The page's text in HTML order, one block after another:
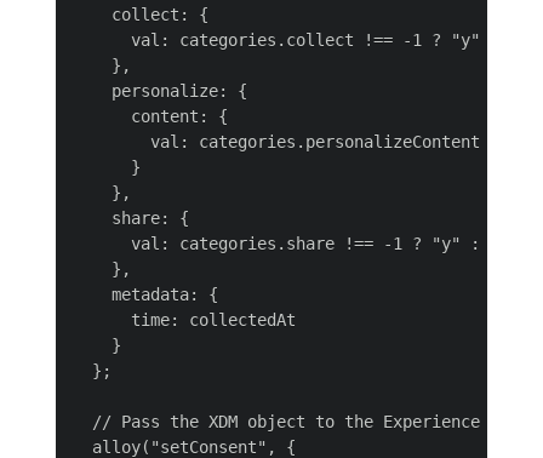
    collect: {
      val: categories.collect !== -1 ? "y" : "n"
    },
    personalize: {
      content: {
val: categories.personalizeContent !==
      }
    },
    share: {
      val: categories.share !== -1 ? "y" : "n"
    },
    metadata: {
      time: collectedAt
    }
  };
// Pass the XDM object to the Experience
  alloy("setConsent", {